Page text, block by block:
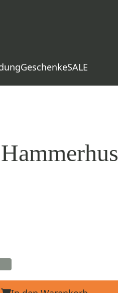
GeschenkeSALE